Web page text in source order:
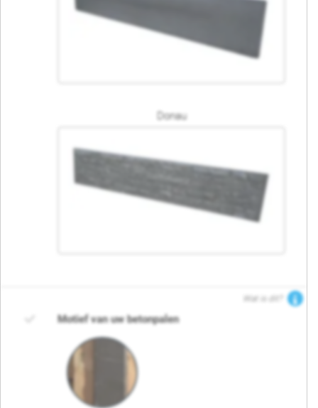
Donau
Wat is dit?
Motief van uw betonpalen